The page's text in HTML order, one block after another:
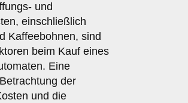
und
einschließlich
Kaffeebohnen, sind
beim Kauf eines
Eine
der
und die